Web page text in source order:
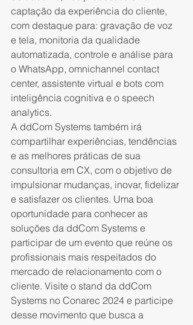
captação da experiência do cliente,
com destaque para: gravação de voz
e tela, monitoria da qualidade
automatizada, controle e análise para
o WhatsApp, omnichannel contact
center, assistente virtual e bots com
inteligência cognitiva e o speech
analytics.
A ddCom Systems também irá
compartilhar experiências, tendências
e as melhores práticas de sua
consultoria em CX, com o objetivo de
impulsionar mudanças, inovar, fidelizar
e satisfazer os clientes. Uma boa
oportunidade para conhecer as
soluções da ddCom Systems e
participar de um evento que reúne os
profissionais mais respeitados do
mercado de relacionamento com o
cliente. Visite o stand da ddCom
Systems no Conarec 2024 e participe
desse movimento que busca a